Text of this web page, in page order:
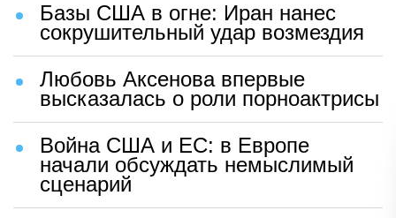
Базы США в огне: Иран нанес
сокрушительный удар возмездия
Любовь Аксенова впервые
высказалась о роли порноактрисы
Война США и ЕС: в Европе
начали обсуждать немыслимый
сценарий